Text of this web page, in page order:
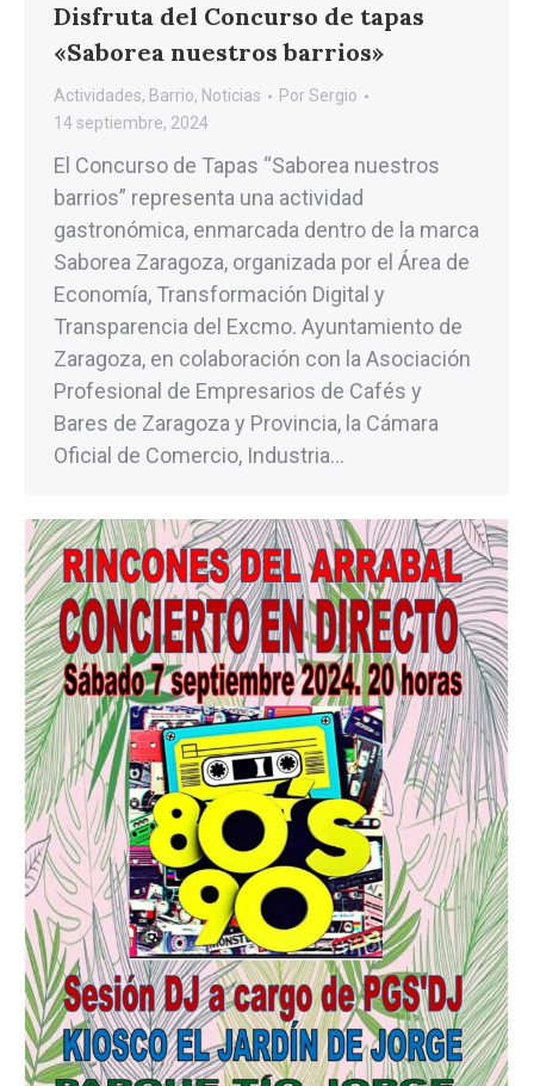
Disfruta del Concurso de tapas
«Saborea nuestros barrios»
Actividades, Barrio, Noticias PorSergio
14 septiembre, 2024
El Concurso de Tapas “Saborea nuestros
barrios” representa una actividad
gastronómica, enmarcada dentro de la marca
Saborea Zaragoza, organizada por el Área de
Economía, Transformación Digital y
Transparencia del Excmo. Ayuntamiento de
Zaragoza, en colaboración con la Asociación
Profesional de Empresarios de Cafés y
Bares de Zaragoza y Provincia, la Cámara
Oficial de Comercio, Industria…